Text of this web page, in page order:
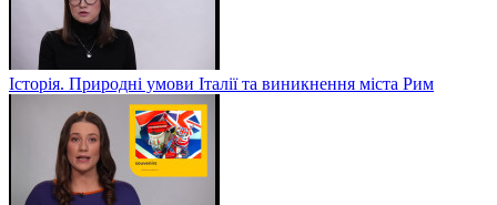
Історія. Природні умови Італії та виникнення міста Рим